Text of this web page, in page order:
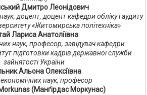
Дмитро Леонідович
доцент, доцент кафедри обліку і аудиту
«Житомирська політехніка»
Лариса Анатоліївна
наук, професор, завідувач кафедри
підготовки кадрів державної служби
зайнятості України
Альона Олексіївна
наук, професор
(Манґірдас Моркунас)